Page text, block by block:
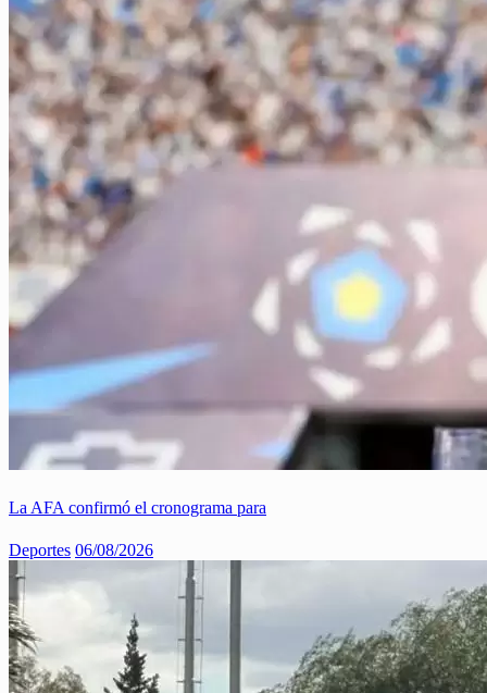
La AFA confirmó el cronograma para
Deportes 06/08/2026